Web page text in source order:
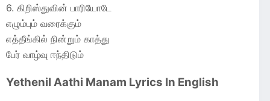
6. கிறிஸ்துவின் பாரியோடே
எழும்பும் வரைக்கும்
எத்தீங்கில் நின்றும் காத்து
பேர் வாழ்வு ஈந்திடும்
Yethenil Aathi Manam Lyrics In English